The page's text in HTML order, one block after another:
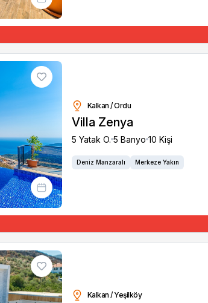
Kalkan / Ordu
Villa Zenya
5 Yatak O. 5 Banyo 10 Kişi
Deniz Manzaralı Merkeze Yakın
Kalkan / Yeşilköy